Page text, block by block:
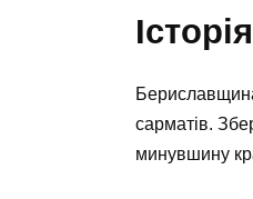
Бериславщина
сарматів.
минувшину